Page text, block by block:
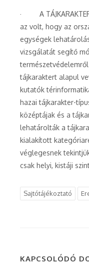
· A
az volt, hogy az
egységek
vizsgálatát segítő
tájkaraktert alapul
kutatók
hazai tájkarakter-
középtájak és a
lehatárolták a
kialakított
véglegesnek
csak helyi, kistáji
Sajtótájékoztató
KAPCSOLÓDÓ